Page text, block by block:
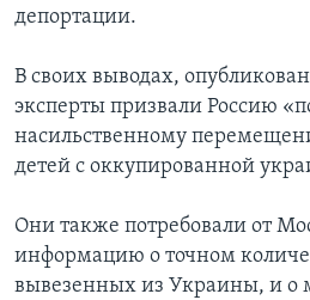
депортации.
В своих выводах,
эксперты призвали Россию
насильственному
детей с оккупированной
Они также потребовали от
информацию о точном
вывезенных из Украины, и о